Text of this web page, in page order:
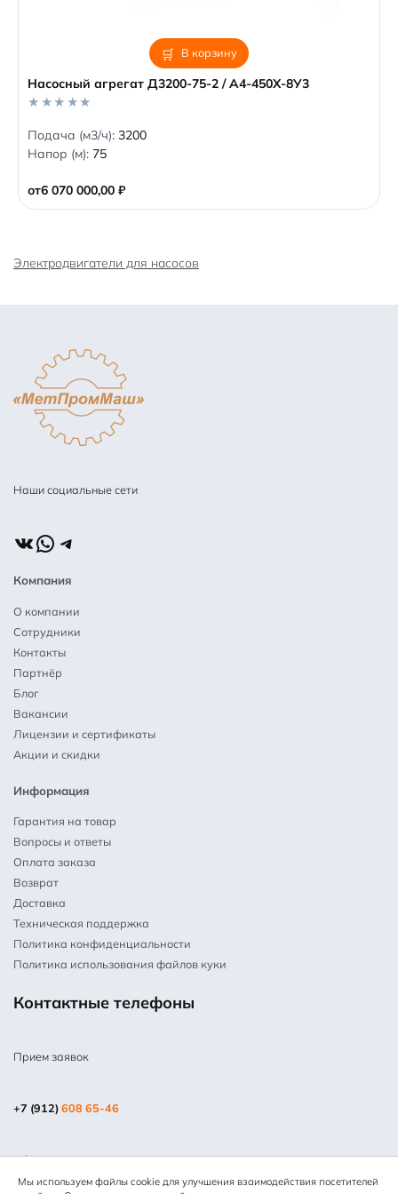
В корзину
Насосный агрегат Д3200-75-2 / А4-450Х-8У3
от6 070 000,00 ₽
0
o
u
f
5
Подача (м3/ч): 3200
Напор (м): 75
Электродвигатели для насосов
Наши социальные сети
ВКонтакте
WhatsApp
Telegram
Компания
О компании
Сотрудники
Контакты
Партнёр
Блог
Вакансии
Лицензии и сертификаты
Акции и скидки
Информация
Гарантия на товар
Вопросы и ответы
Оплата заказа
Возврат
Доставка
Техническая поддержка
Политика конфиденциальности
Политика использования файлов куки
Контактные телефоны
Прием заявок
+7 (912)608 65-46
info@mpm66.ru
Мы используем файлы cookie для улучшения взаимодействия посетителей